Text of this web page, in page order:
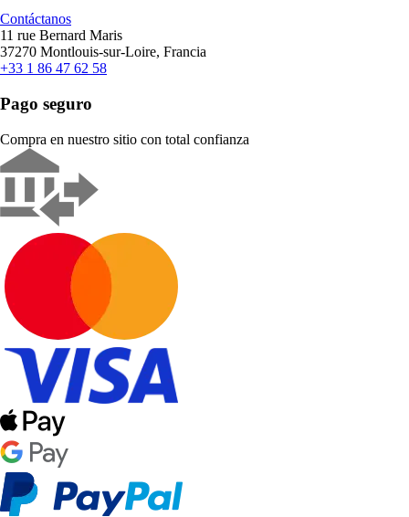
Contáctanos
11 rue Bernard Maris
37270 Montlouis-sur-Loire, Francia
+33 1 86 47 62 58
Pago seguro
Compra en nuestro sitio con total confianza